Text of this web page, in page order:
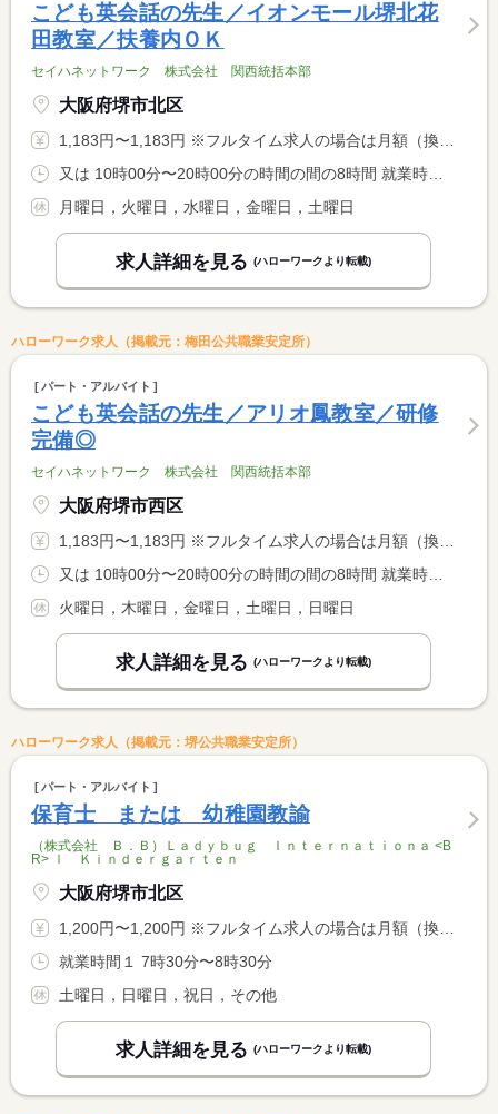
こども英会話の先生／イオンモール堺北花
田教室／扶養内ＯＫ
セイハネットワーク 株式会社 関西統括本部
大阪府堺市北区
1,183円〜1,183円 ※フルタイム求人の場合は月額（換算額）、パート求人の場合は時間額を表示しています。
又は 10時00分〜20時00分の時間の間の8時間 就業時間に関する特記事項 木曜日・日曜日
月曜日，火曜日，水曜日，金曜日，土曜日
求人詳細を見る (ハローワークより転載)
ハローワーク求人（掲載元：梅田公共職業安定所）
パート・アルバイト
こども英会話の先生／アリオ鳳教室／研修
完備◎
セイハネットワーク 株式会社 関西統括本部
大阪府堺市西区
1,183円〜1,183円 ※フルタイム求人の場合は月額（換算額）、パート求人の場合は時間額を表示しています。
又は 10時00分〜20時00分の時間の間の8時間 就業時間に関する特記事項 月曜日・水曜日
火曜日，木曜日，金曜日，土曜日，日曜日
求人詳細を見る (ハローワークより転載)
ハローワーク求人（掲載元：堺公共職業安定所）
パート・アルバイト
保育士 または 幼稚園教諭
（株式会社 Ｂ．Ｂ）Ｌａｄｙｂｕｇ Ｉｎｔｅｒｎａｔｉｏｎａ <B
R> ｌ Ｋｉｎｄｅｒｇａｒｔｅｎ
大阪府堺市北区
1,200円〜1,200円 ※フルタイム求人の場合は月額（換算額）、パート求人の場合は時間額を表示しています。
就業時間１ 7時30分〜8時30分
土曜日，日曜日，祝日，その他
求人詳細を見る (ハローワークより転載)